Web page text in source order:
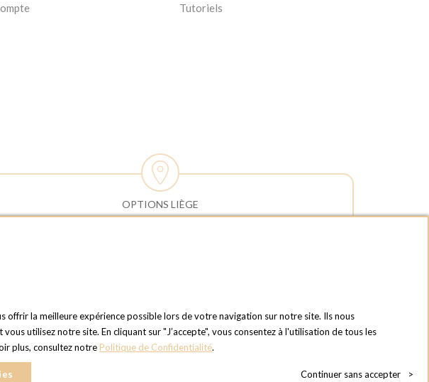
Tutoriels
OPTIONS LIÈGE
:
4 240 20 39
Horaires d'ouverture pour les
enlèvements et retours des commandes :
Lundi au vendredi : 08:30h à 17:30h
offrir la meilleure expérience possible lors de votre navigation sur notre site. Ils nous
utilisez notre site. En cliquant sur "J’accepte", vous consentez à l'utilisation de tous les
plus, consultez notre Politique de Confidentialité.
Continuer sans accepter >